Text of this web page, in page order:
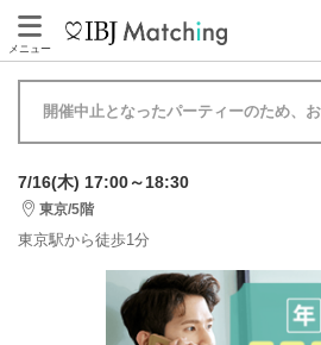
メニュー
開催中止となったパーティーのため、
7/16(木) 17:00～18:30
東京/5階
東京駅から徒歩1分